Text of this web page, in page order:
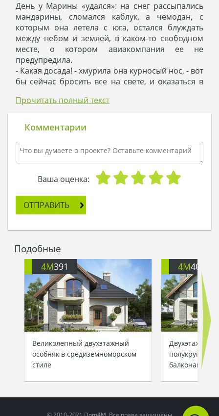
День у Марины «удался»: на снег рассыпались
мандарины, сломался каблук, а чемодан, с
которым она летела с юга, остался блуждать
между небом и землей, в каком-то свободном
месте, о котором авиакомпания ее не
предупредила.
- Какая досада! - хмурила она курносый нос, - вот
бы сейчас бросить все на свете, и оказаться в
любимой бабушки, но у самой себя.
планах. Точнее, планы были, а проекта – не
было. И как с этим «не было» бороться, Марина
не знала. Она отправилась к лавочке, присела и
принялась считать оранжевые фрукты на белом
снегу. Тут ей на макушку что-то мягко упало: это
был сверток. Девушка подумала:
то жизненно важное, то, что проживет не одно
поколение и останется вечным.
развернула пакет. От удивления аккуратные
брови девушки взлетели вверх: в свертке лежал
проект дома!
- Ну вот ты где, наконец-то! - сказала она, - домик
мой! Ты – моя формула совершенства,
равенство абсолюта и разгон с ускорением!
Физику Марина знала плохо, а вот то, что свой
дом она построит – не вызывало ни малейших
сомнений!
Прочитать полный текст
Комментарии
Ваша оценка:
ОТПРАВИТЬ
Подобные
4M391
Великолепный двухэтажный
особняк в средиземноморском
стиле
4M401
Двухэтажный
балконами